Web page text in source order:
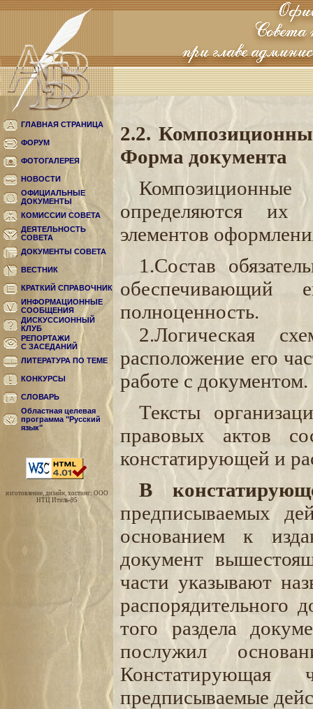
ГЛАВНАЯ СТРАНИЦА
ФОРУМ
ФОТОГАЛЕРЕЯ
НОВОСТИ
ОФИЦИАЛЬНЫЕ
ДОКУМЕНТЫ
КОМИССИИ СОВЕТА
ДЕЯТЕЛЬНОСТЬ
СОВЕТА
ДОКУМЕНТЫ СОВЕТА
ВЕСТНИК
КРАТКИЙ СПРАВОЧНИК
ИНФОРМАЦИОННЫЕ
СООБЩЕНИЯ
ДИСКУССИОННЫЙ
КЛУБ
РЕПОРТАЖИ
С ЗАСЕДАНИЙ
ЛИТЕРАТУРА ПО ТЕМЕ
КОНКУРСЫ
СЛОВАРЬ
Областная целевая
программа "Русский
язык"
изготовление, дизайн, хостинг: ООО
НТЦ Итиль-95
2.2.
Форма документа
Композиционные
определяются их
элементов
1.Состав
обеспечивающий
полноценность.
2.Логическая
расположение его
работе с документом.
Тексты
правовых актов
констатирующей и
В
предписываемых
основанием к
документ
части указывают
распорядительного
того раздела
послужил
Констатирующая
предписываемые